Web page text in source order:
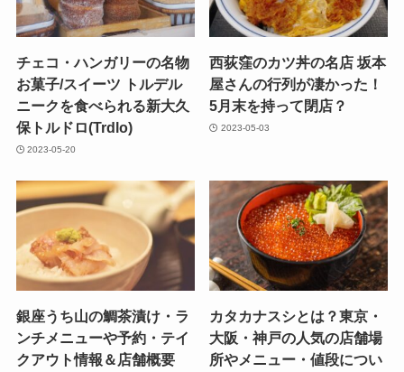
チェコ・ハンガリーの名物
お菓子/スイーツ トルデル
ニークを食べられる新大久
保トルドロ(Trdlo)
2023-05-20
西荻窪のカツ丼の名店 坂本
屋さんの行列が凄かった！
5月末を持って閉店？
2023-05-03
銀座うち山の鯛茶漬け・ラ
ンチメニューや予約・テイ
クアウト情報＆店舗概要
カタカナスシとは？東京・
大阪・神戸の人気の店舗場
所やメニュー・値段につい